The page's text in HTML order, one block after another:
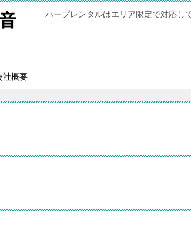
ハープレンタルはエリア限定で対応し
社概要